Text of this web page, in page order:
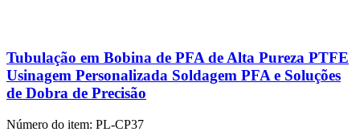
Tubulação em Bobina de PFA de Alta Pureza PTFE
Usinagem Personalizada Soldagem PFA e Soluções
de Dobra de Precisão
Número do item: PL-CP37